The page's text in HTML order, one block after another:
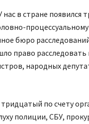
нас в стране
бюро
право
народных
по счету
полиции, СБУ,